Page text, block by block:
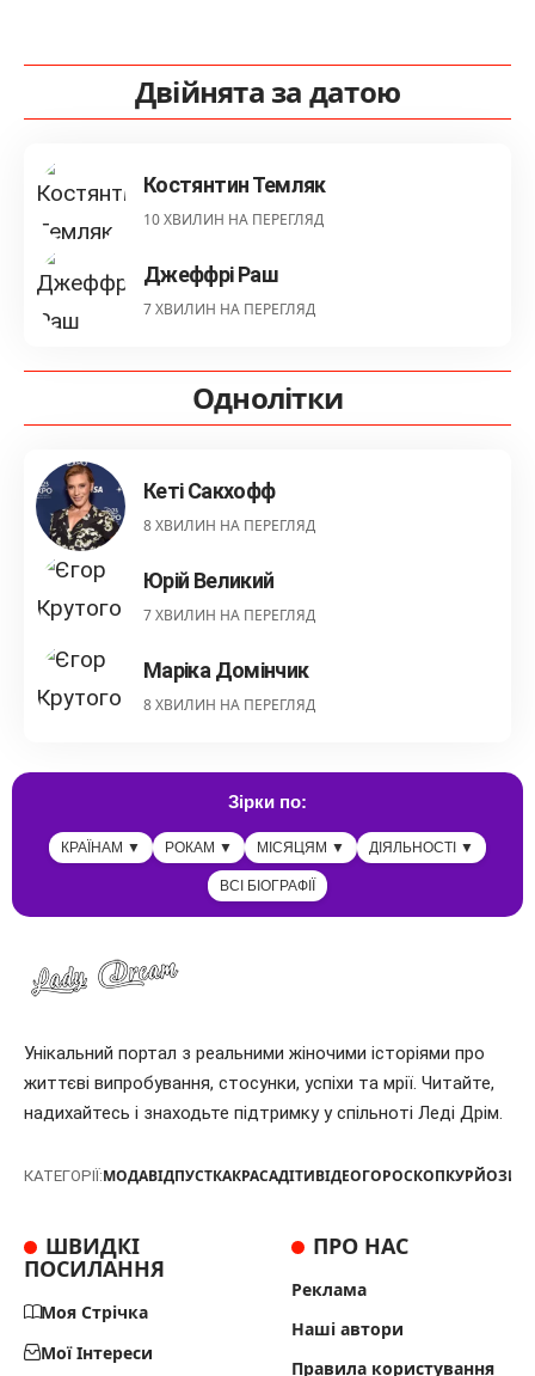
Двійнята за датою
Костянтин Темляк
10 ХВИЛИН НА ПЕРЕГЛЯД
Джеффрі Раш
7 ХВИЛИН НА ПЕРЕГЛЯД
Однолітки
Кеті Сакхофф
8 ХВИЛИН НА ПЕРЕГЛЯД
Юрій Великий
7 ХВИЛИН НА ПЕРЕГЛЯД
Маріка Домінчик
8 ХВИЛИН НА ПЕРЕГЛЯД
Зірки по:
КРАЇНАМ ▼ РОКАМ ▼ МІСЯЦЯМ ▼ ДІЯЛЬНОСТІ ▼
ВСІ БІОГРАФІЇ
Унікальний портал з реальними жіночими історіями про
життєві випробування, стосунки, успіхи та мрії. Читайте,
надихайтесь і знаходьте підтримку у спільноті Леді Дрім.
КАТЕГОРІЇ:МОДАВІДПУСТКАКРАСАДІТИВІДЕОГОРОСКОПКУРЙОЗИ
ШВИДКІ
ПОСИЛАННЯ
Моя Стрічка
Мої Інтереси
ПРО НАС
Реклама
Наші автори
Правила користування